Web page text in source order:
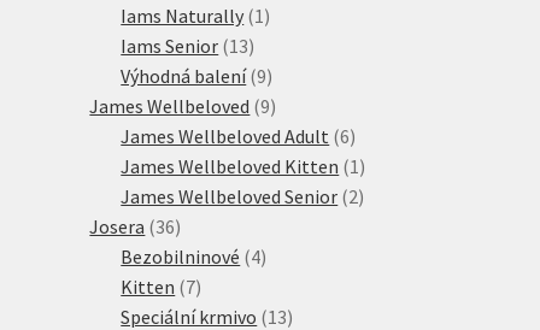
Iams Naturally 1 1
Iams Senior 1313
produktů
Výhodná balení 99
produktů
James Wellbeloved 99
produktů
James Wellbeloved Adult 66
produktů
James Wellbeloved Kitten 1 1
produkt
James Wellbeloved Senior 22
Josera 3636
produktů
Bezobilninové 44
Kitten 77
produktů
Speciální krmivo 1313